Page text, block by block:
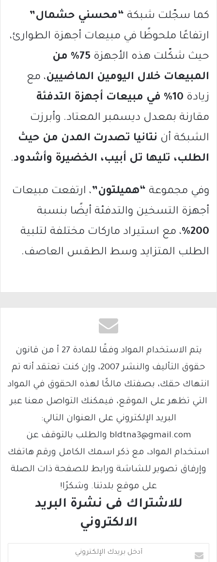
كما سجّلت شبكة “محسني حشمال”
ارتفاعًا ملحوظًا في مبيعات أجهزة الطوارئ،
حيث شكّلت هذه الأجهزة
75% من
المبيعات خلال اليومين الماضيين، مع
زيادة 10% في مبيعات أجهزة التدفئة
مقارنة بمعدل ديسمبر المعتاد. وأبرزت
الشبكة أن نتانيا تصدرت المدن من حيث
الطلب، تليها تل أبيب، الخضيرة وأشدود.
وفي مجموعة “هميلتون”، ارتفعت مبيعات
أجهزة التسخين والتدفئة أيضًا بنسبة
200%
، مع استيراد ماركات مختلفة لتلبية
الطلب المتزايد وسط الطقس العاصف.
يتم الاستخدام المواد وفقًا للمادة 27 أ من قانون
حقوق التأليف والنشر 2007، وإن كنت تعتقد أنه تم
انتهاك حقك، بصفتك مالكًا لهذه الحقوق في المواد
التي تظهر على الموقع، فيمكنك التواصل معنا عبر
البريد الإلكتروني على العنوان التالي:
bldtna3@gmail.com والطلب بالتوقف عن
استخدام المواد، مع ذكر اسمك الكامل ورقم هاتفك
وإرفاق تصوير للشاشة ورابط للصفحة ذات الصلة
على موقع بلدتنا. وشكرًا!
للاشتراك فى نشرة البريد
الالكتروني